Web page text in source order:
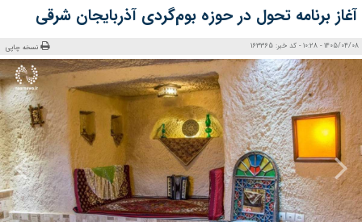
آغاز برنامه تحول در حوزه بوم‌گردی آذربایجان شرقی
1405/04/08 - 10:28 - کد خبر: 163365 نسخه چاپی